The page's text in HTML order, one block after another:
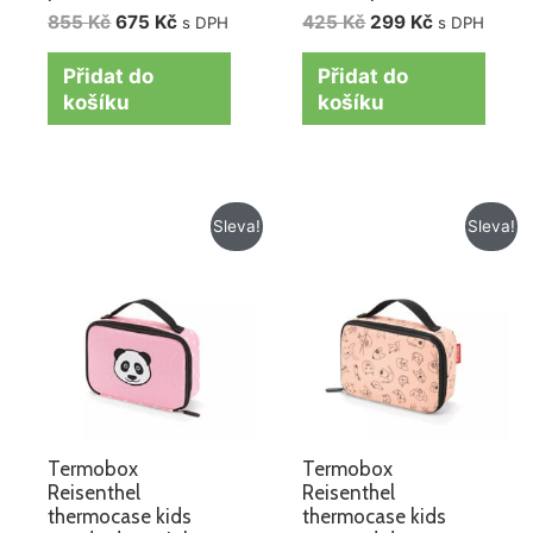
855Kč 675 Kč s DPH
Přidat do
košíku
425Kč 299 Kč s DPH
Přidat do
košíku
Sleva!
Termobox
Reisenthel
thermocase kids
Aktuální
cena
Sleva!
Termobox
Reisenthel
thermocase kids
Aktuální
cena